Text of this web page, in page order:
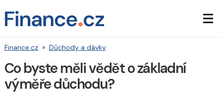
Finance.cz » Důchody a dávky
Co byste měli vědět o základní
výměře důchodu?